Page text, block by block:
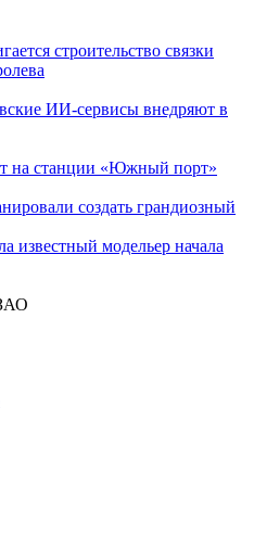
строительство связки
ИИ-сервисы внедряют в
на станции «Южный порт»
создать грандиозный
известный модельер начала